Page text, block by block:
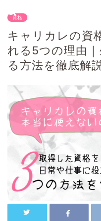
資格
キャリカレの資
れる5つの理由
る方法を徹底解